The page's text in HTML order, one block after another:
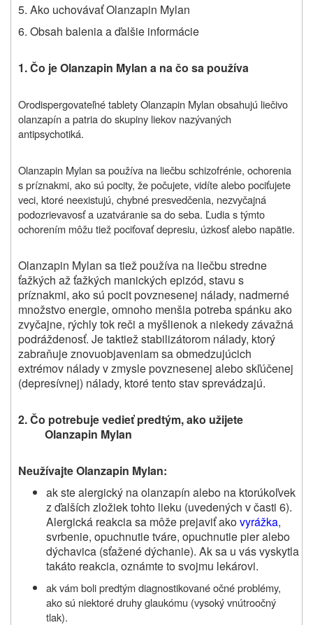
5. Ako uchovávať Olanzapin Mylan
6. Obsah balenia a ďalšie informácie
1. Čo je Olanzapin Mylan a na čo sa používa
Orodispergovateľné tablety Olanzapin Mylan obsahujú liečivo
olanzapín a patria do skupiny liekov nazývaných
antipsychotiká.
Olanzapin Mylan sa používa na liečbu schizofrénie, ochorenia
s príznakmi, ako sú pocity, že počujete, vidíte alebo pociťujete
veci, ktoré neexistujú, chybné presvedčenia, nezvyčajná
podozrievavosť a uzatváranie sa do seba. Ľudia s týmto
ochorením môžu tiež pociťovať depresiu, úzkosť alebo napätie.
Olanzapin Mylan sa tiež používa na liečbu stredne
ťažkých až ťažkých manických epizód, stavu s
príznakmi, ako sú pocit povznesenej nálady, nadmerné
množstvo energie, omnoho menšia potreba spánku ako
zvyčajne, rýchly tok reči a myšlienok a niekedy závažná
podráždenosť. Je taktiež stabilizátorom nálady, ktorý
zabraňuje znovuobjaveniam sa obmedzujúcich
extrémov nálady v zmysle povznesenej alebo skľúčenej
(depresívnej) nálady, ktoré tento stav sprevádzajú.
2. Čo potrebuje vedieť predtým, ako užijete
Olanzapin Mylan
Neužívajte Olanzapin Mylan:
ak ste alergický na olanzapín alebo na ktorúkoľvek
z ďalších zložiek tohto lieku (uvedených v časti 6).
Alergická reakcia sa môže prejaviť akovyrážka,
svrbenie, opuchnutie tváre, opuchnutie pier alebo
dýchavica (sťažené dýchanie). Ak sa u vás vyskytla
takáto reakcia, oznámte to svojmu lekárovi.
ak vám boli predtým diagnostikované očné problémy,
ako sú niektoré druhy glaukómu (vysoký vnútroočný
tlak).